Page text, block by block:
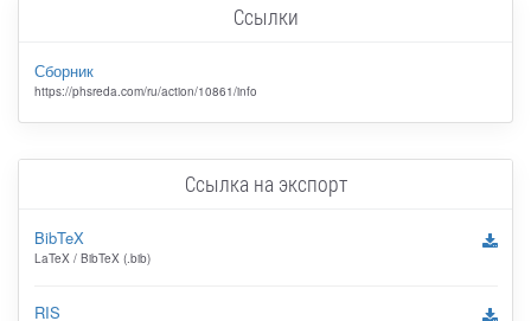
Ссылки
Сборник
https://phsreda.com/ru/action/10861/info
Ссылка на экспорт
BibTeX
LaTeX / BibTeX (.bib)
RIS